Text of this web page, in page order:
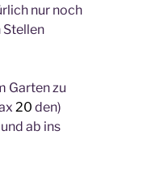
nur noch
Stellen
Garten zu
20 den)
ab ins